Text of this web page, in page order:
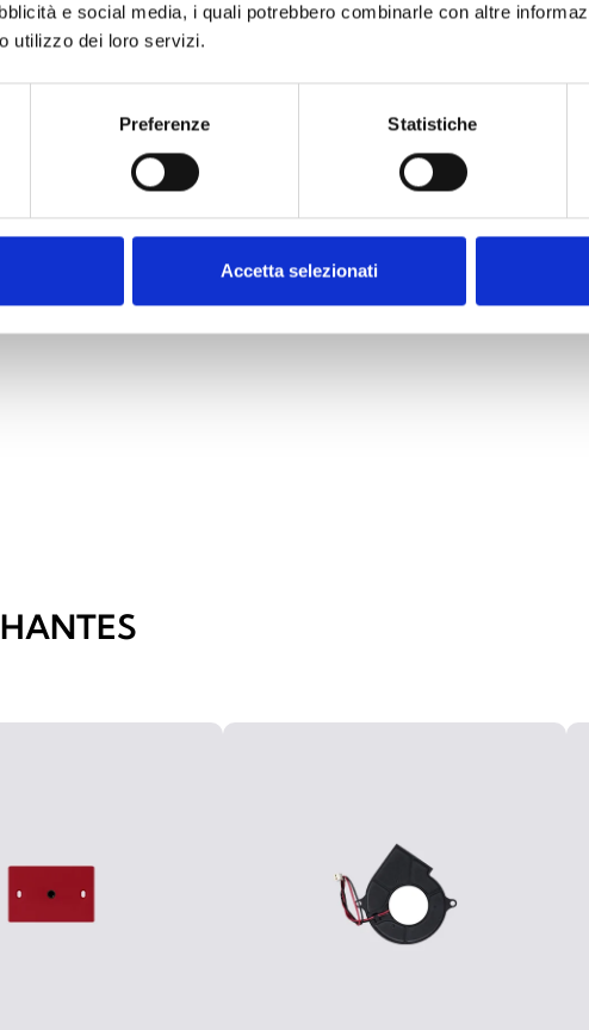
e social media, i quali potrebbero combinarle con altre
utilizzo dei loro servizi.
Preferenze Statistiche
Accetta selezionati